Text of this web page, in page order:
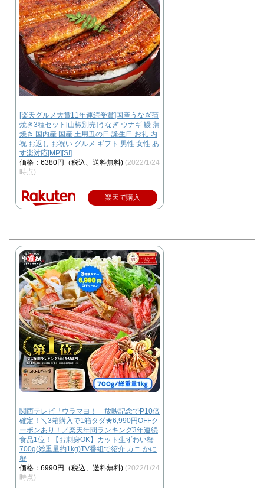
[楽天グルメ大賞11年連続受賞]国産うなぎ蒲
焼き3種セット[山椒別売]うなぎ ウナギ 鰻 蒲
焼き 国内産 国産 土用丑の日 誕生日 お礼 内
祝 お返し お祝い グルメ ギフト 男性 女性 あ
す楽対応[MP][SI]
価格：6380円（税込、送料無料) (2022/1/24
時点)
楽天で購入
関西テレビ「ウラマヨ！」放映記念でP10倍
確定！＼3箱購入で1箱タダ★6,990円OFFク
ーポンあり！／楽天年間ランキング3年連続
食品1位！【お刺身OK】カット生ずわい蟹
700g(総重量約1kg)TV番組で紹介 カニ かに
蟹
価格：6990円（税込、送料無料) (2022/1/24
時点)